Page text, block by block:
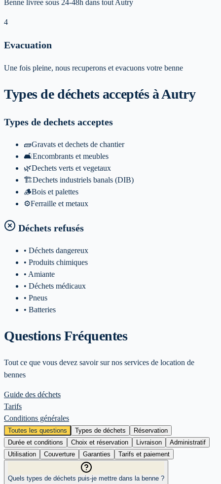
Benne livree sous 24-48h dans tout Autry
4
Evacuation
Une fois pleine, nous recuperons et evacuons votre benne
Types de déchets acceptés à Autry
Types de dechets acceptes
🧱Gravats et dechets de chantier
🛋️Encombrants et meubles
🌿Dechets verts et vegetaux
🏗️Dechets industriels banals (DIB)
🪵Bois et palettes
⚙️Ferraille et metaux
Déchets refusés
• Déchets dangereux
• Produits chimiques
• Amiante
• Déchets médicaux
• Pneus
• Batteries
Questions Fréquentes
Tout ce que vous devez savoir sur nos services de location de
bennes
Guide des déchets
Tarifs
Conditions générales
Toutes les questions Types de déchets
Réservation
Durée et conditions
Choix et réservation Livraison
Administratif
Utilisation
Couverture Garanties Tarifs et paiement
Quels types de déchets puis-je mettre dans la benne ?